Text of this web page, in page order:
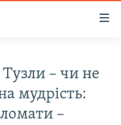
– чи не
мудрість:
–